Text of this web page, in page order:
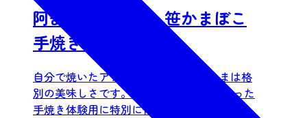
阿部蒲鉾店本店 笹かまぼこ
手焼き体験
自分で焼いたアツアツ焼き立ての笹かまは格
別の美味しさです。 鮮度と素材にこだわった
手焼き体験用に特別に作った白焼きの笹かま